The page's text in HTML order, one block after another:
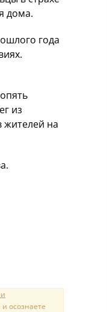
дома.
года
из
жителей на
осознаете